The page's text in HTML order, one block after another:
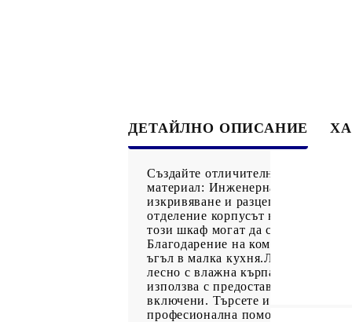
ДЕТАЙЛНО ОПИСАНИЕ
Създайте отличително
материал: Инженерната
изкривяване и разцепване, което
отделение корпусът на фурната е
този шкаф могат да се регулират
Благодарение на компактния си
ъгъл в малка кухня.Лесна
лесно с влажна кърпа и изисква
използва с предоставената
включени. Търсете и
професионална помощ. Прочетете